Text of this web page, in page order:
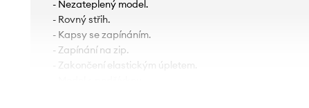
- Nezateplený model.
- Rovný střih.
- Kapsy se zapínáním.
- Zapínání na zip.
- Zakončení elastickým úpletem.